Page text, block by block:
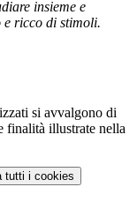
insieme e
e ricco di stimoli.
si avvalgono di
finalità illustrate nella
tutti i cookies